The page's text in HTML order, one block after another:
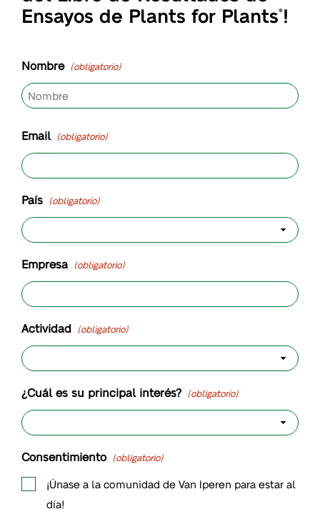
Ensayos de Plants for Plants®!
Nombre (obligatorio)
Email (obligatorio)
País (obligatorio)
Empresa (obligatorio)
Actividad (obligatorio)
¿Cuál es su principal interés? (obligatorio)
Consentimiento (obligatorio)
¡Únase a la comunidad de Van Iperen para estar al
día!